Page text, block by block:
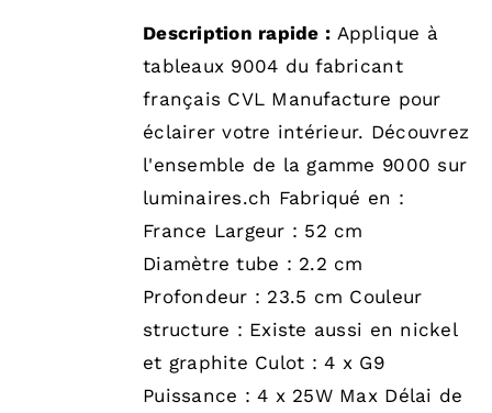
Description rapide : Applique à
tableaux 9004 du fabricant
français CVL Manufacture pour
éclairer votre intérieur. Découvrez
l'ensemble de la gamme 9000 sur
luminaires.ch Fabriqué en :
France Largeur : 52 cm
Diamètre tube : 2.2 cm
Profondeur : 23.5 cm Couleur
structure : Existe aussi en nickel
et graphite Culot : 4 x G9
Puissance : 4 x 25W Max Délai de